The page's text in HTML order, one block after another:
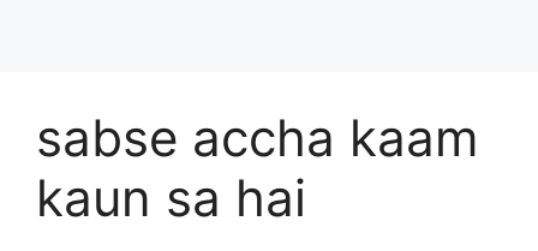
sabse accha kaam
kaun sa hai